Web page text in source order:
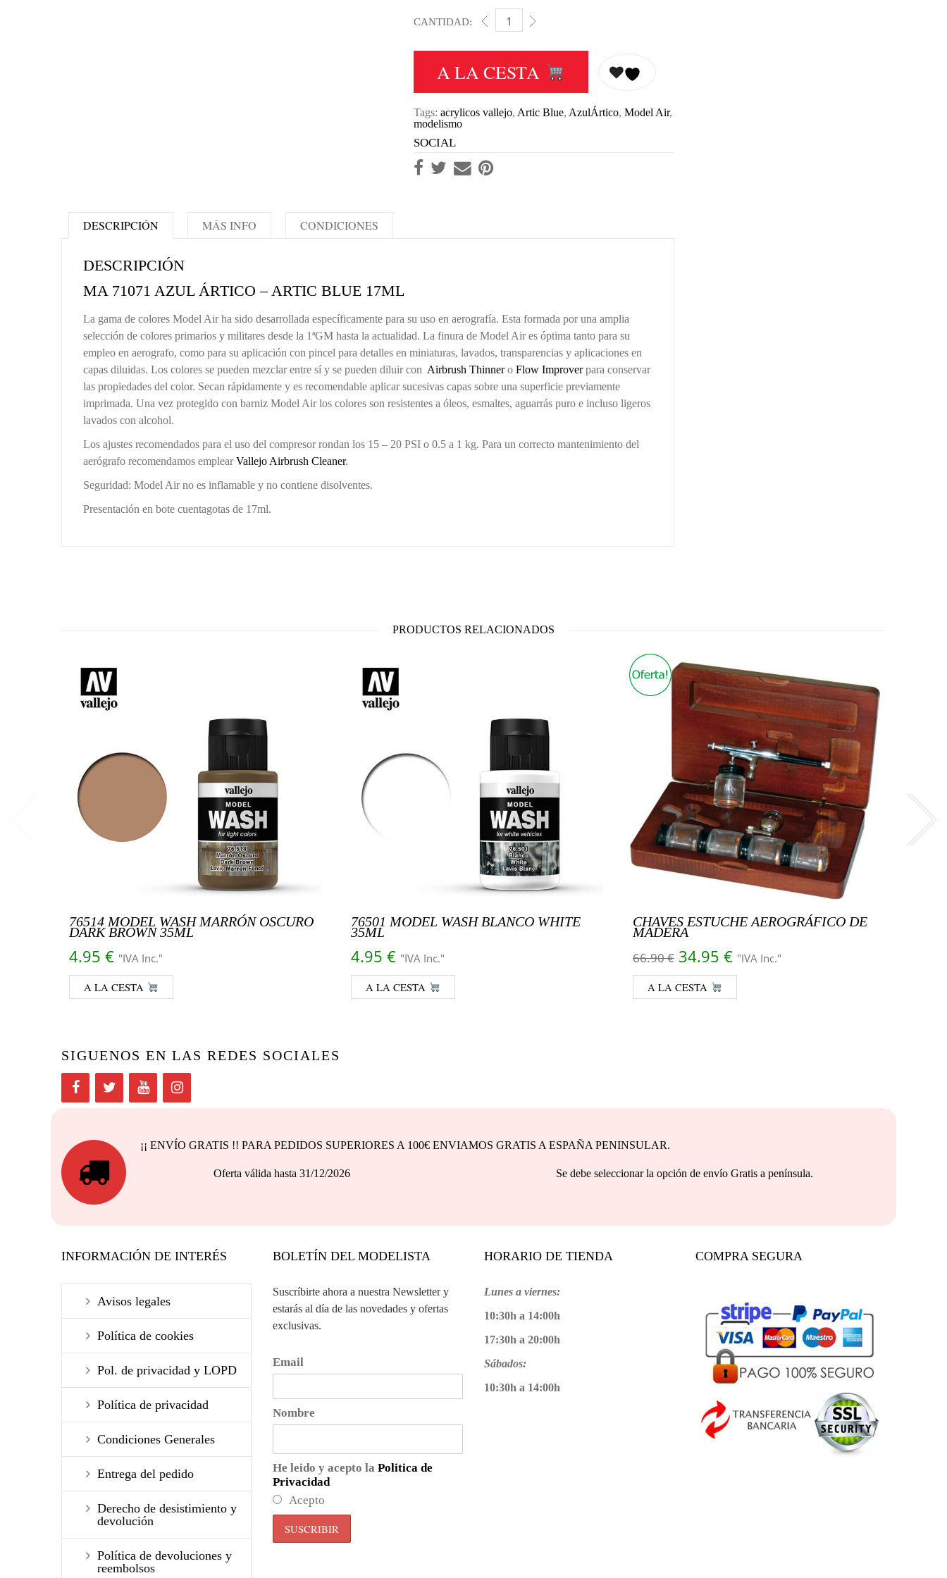
CANTIDAD: MA 71071 AZUL ÁRTICO - ARTIC BLUE 17ML CANTIDAD
A LA CESTA
Tags: acrylicos vallejo, Artic Blue, AzulÁrtico, Model Air,
modelismo
SOCIAL
DESCRIPCIÓN
DESCRIPCIÓN
MA 71071 AZUL ÁRTICO – ARTIC BLUE 17ML
La gama de colores Model Air ha sido desarrollada específicamente para su uso en aerografía. Esta formada por una amplia
selección de colores primarios y militares desde la 1ªGM hasta la actualidad. La finura de Model Air es óptima tanto para su
empleo en aerografo, como para su aplicación con pincel para detalles en miniaturas, lavados, transparencias y aplicaciones en
capas diluidas. Los colores se pueden mezclar entre sí y se pueden diluir con Airbrush Thinnero Flow Improverpara conservar
las propiedades del color. Secan rápidamente y es recomendable aplicar sucesivas capas sobre una superficie previamente
imprimada. Una vez protegido con barniz Model Air los colores son resistentes a óleos, esmaltes, aguarrás puro e incluso ligeros
lavados con alcohol.
Los ajustes recomendados para el uso del compresor rondan los 15 – 20 PSI o 0.5 a 1 kg. Para un correcto mantenimiento del
aerógrafo recomendamos emplearVallejo Airbrush Cleaner.
Seguridad: Model Air no es inflamable y no contiene disolventes.
Presentación en bote cuentagotas de 17ml.
MÁS INFO CONDICIONES
PRODUCTOS RELACIONADOS
76514 MODEL WASH MARRÓN OSCURO
DARK BROWN 35ML
4.95 € "IVA Inc."
A LA CESTA
76501 MODEL WASH BLANCO WHITE
35ML
4.95 € "IVA Inc."
A LA CESTA
CHAVES ESTUCHE AEROGRÁFICO DE
MADERA
66.90€ El precio original era: 66.90 €.
34.95 €El precio actual es: 34.95 €.
"IVA Inc."
A LA CESTA
SIGUENOS EN LAS REDES SOCIALES
¡¡ ENVÍO GRATIS !! PARA PEDIDOS SUPERIORES A 100€ ENVIAMOS GRATIS A ESPAÑA PENINSULAR.
Oferta válida hasta 31/12/2026 Se debe seleccionar la opción de envío Gratis a península.
INFORMACIÓN DE INTERÉS
Avisos legales
Política de cookies
Pol. de privacidad y LOPD
Política de privacidad
Condiciones Generales
Entrega del pedido
Derecho de desistimiento y
devolución
Política de devoluciones y
reembolsos
BOLETÍN DEL MODELISTA
Suscríbirte ahora a nuestra Newsletter y
estarás al día de las novedades y ofertas
exclusivas.
Email
Nombre
He leido y acepto la Politica de
Privacidad
Acepto
HORARIO DE TIENDA
Lunes a viernes:
10:30h a 14:00h
17:30h a 20:00h
Sábados:
10:30h a 14:00h
COMPRA SEGURA